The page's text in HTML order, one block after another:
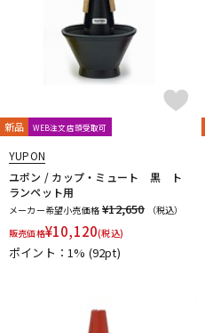
新品 WEB注文店頭受取可
YUPON
ユポン / カップ・ミュート 黒 ト
ランペット用
メーカー希望小売価格 ¥12,650
（税込）
販売価格¥10,120(税込)
ポイント：1% (92pt)